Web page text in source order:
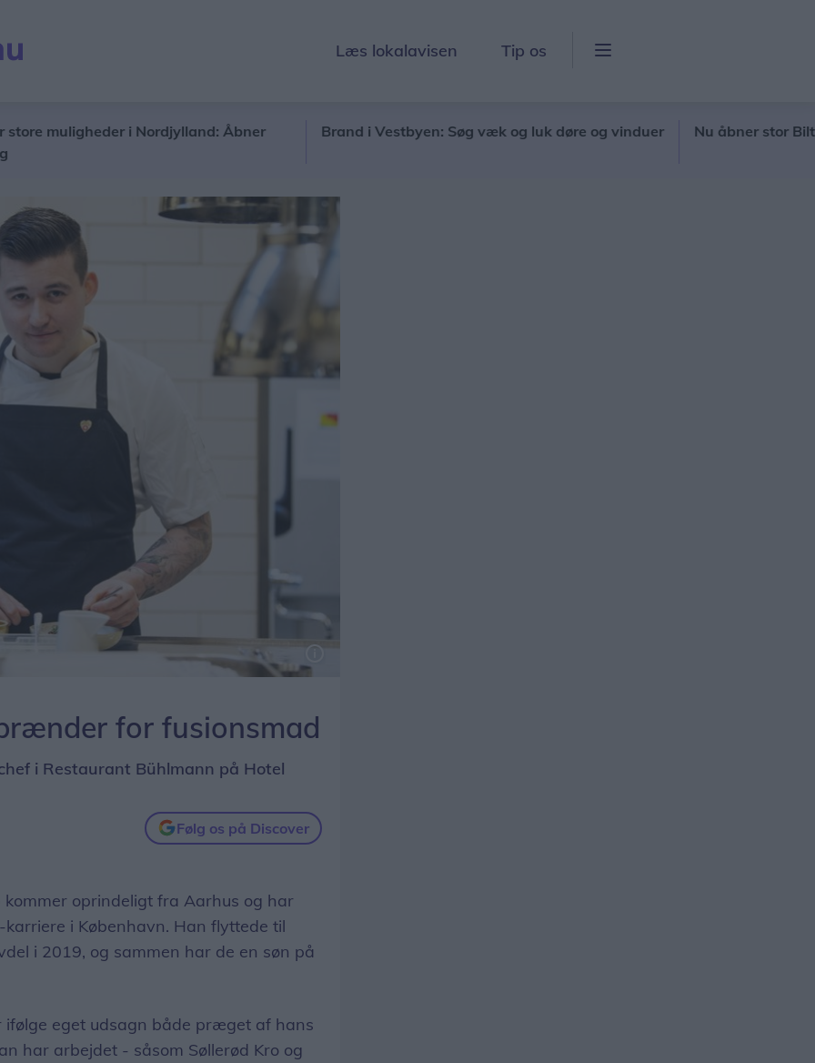
Læs lokalavisen Tip os
i Nordjylland: Åbner
Brand i Vestbyen: Søg væk og luk døre og vinduer Nu åbner stor Biltema-
for fusionsmad
i Restaurant Bühlmann på Hotel
Følg os på Discover
kommer oprindeligt fra Aarhus og har
i København. Han flyttede til
i 2019, og sammen har de en søn på
ifølge eget udsagn både præget af hans
har arbejdet - såsom Søllerød Kro og